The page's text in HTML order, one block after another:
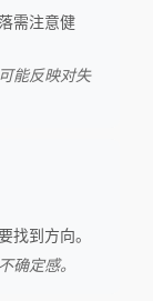
需注意健
能反映对失
找到方向。
确定感。